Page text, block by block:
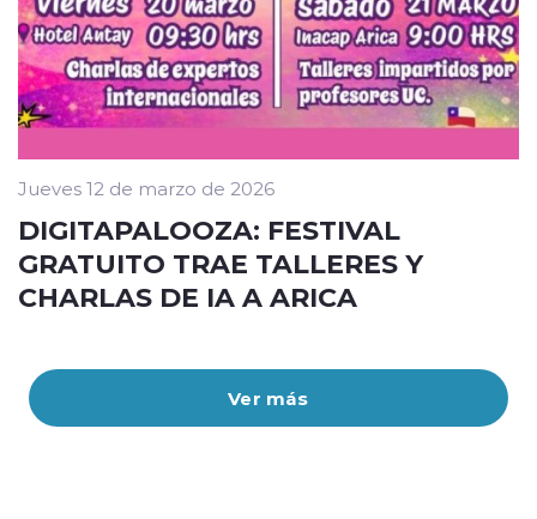
Ver más
Jueves 12 de marzo de 2026
DIGITAPALOOZA: FESTIVAL
GRATUITO TRAE TALLERES Y
CHARLAS DE IA A ARICA